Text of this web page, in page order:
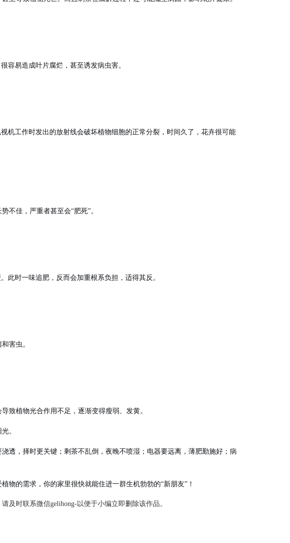
容易造成叶片腐烂，甚至诱发病虫害。
机工作时发出的放射线会破坏植物细胞的正常分裂，时间久了，花卉很可能
不佳，严重者甚至会“肥死”。
此时一味追肥，反而会加重根系负担，适得其反。
害虫。
致植物光合作用不足，逐渐变得瘦弱、发黄。
。
浇透，择时更关键；剩茶不乱倒，夜晚不喷湿；电器要远离，薄肥勤施好；病
物的需求，你的家里很快就能住进一群生机勃勃的“新朋友”！
及时联系微信gelihong-以便于小编立即删除该作品。